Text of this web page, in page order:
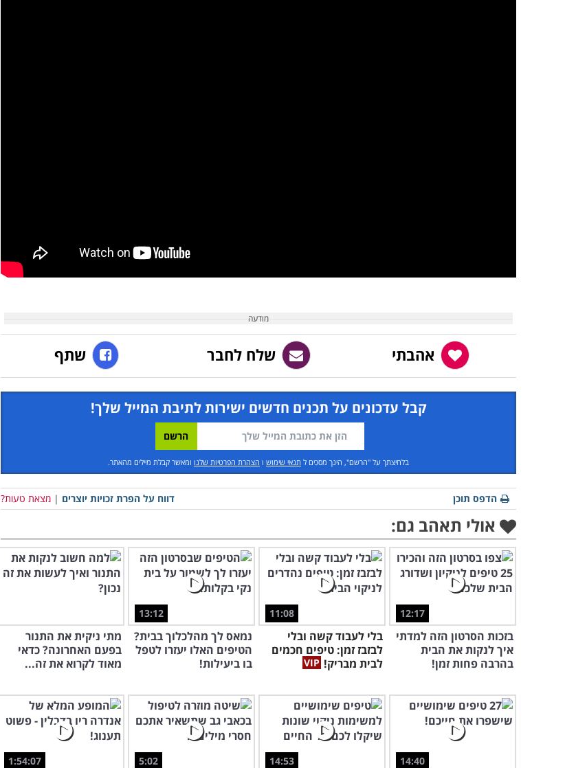
אהבתי שלח לחבר שתף
קבל עדכונים על תכנים חדשים ישירות לתיבת המייל שלך!
בלחיצתך על "הרשם", הינך מסכים ל תנאי שימוש ו הצהרת הפרטיות שלנו ומאשר קבלת מיילים מהאתר.
דווח על הפרת זכויות יוצרים | מצאת טעות? הדפס תוכן
אולי תאהב גם:
12:17
בזכות הסרטון הזה למדתי
איך לנקות את הבית
בהרבה פחות זמן!
11:08
בלי לעבוד קשה ובלי
לבזבז זמן: טיפים חכמים
לבית מבריק!
13:12
נמאס לך מהלכלוך בבית?
הטיפים האלו יעזרו לטפל
בו ביעילות!
מתי ניקית את התנור
בפעם האחרונה? כדאי
מאוד לקרוא את זה...
14:40
14:53
5:02
1:54:07